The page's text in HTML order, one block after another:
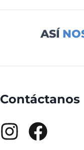
ASÍ
Contáctanos